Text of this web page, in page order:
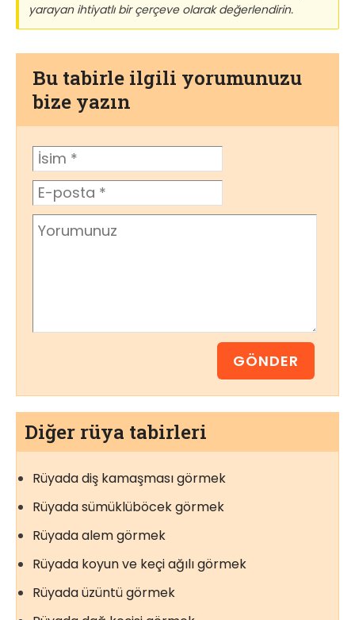
yarayan ihtiyatlı bir çerçeve olarak değerlendirin.
Bu tabirle ilgili yorumunuzu
bize yazın
Diğer rüya tabirleri
Rüyada diş kamaşması görmek
Rüyada sümüklüböcek görmek
Rüyada alem görmek
Rüyada koyun ve keçi ağılı görmek
Rüyada üzüntü görmek